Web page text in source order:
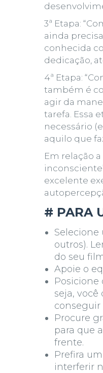
3ª Etapa: “
ainda
conhecida
dedicação,
4ª Etapa: “
também é
agir da
tarefa. Essa
necessário
aquilo que
Em relação
excelente
# PARA
outros).
do seu
Apoie o
seja,
conseguir
Procure
para que
frente.
Prefira
interferir